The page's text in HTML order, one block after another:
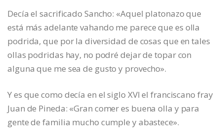
Decía el sacrificado Sancho: «Aquel platonazo que
está más adelante vahando me parece que es olla
podrida, que por la diversidad de cosas que en tales
ollas podridas hay, no podré dejar de topar con
alguna que me sea de gusto y provecho».
Y es que como decía en el siglo XVI el franciscano fray
Juan de Pineda: «Gran comer es buena olla y para
gente de familia mucho cumple y abastece».